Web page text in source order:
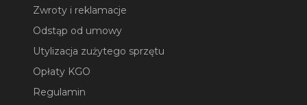
Zwroty i reklamacje
Odstąp od umowy
Utylizacja zużytego sprzętu
Opłaty KGO
Regulamin